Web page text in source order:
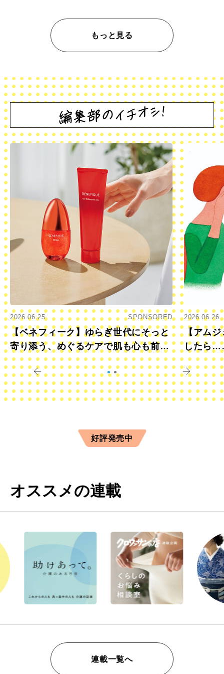
もっと見る
2026.06.25 SPONSORED
【ベネフィーク】ゆらぎ世代にそっと
寄り添う、めぐるケアで肌も心も前向
きに
2026.06.26
【アムジ
したら
すか？
好評発売中
オススメの連載
連載一覧へ